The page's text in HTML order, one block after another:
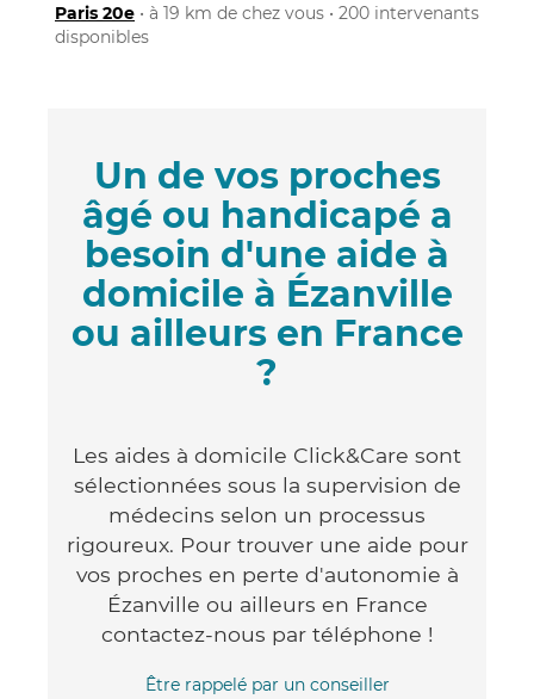
Paris 20e • à 19 km de chez vous • 200 intervenants
disponibles
Un de vos proches
âgé ou handicapé a
besoin d'une aide à
domicile à Ézanville
ou ailleurs en France
?
Les aides à domicile Click&Care sont
sélectionnées sous la supervision de
médecins selon un processus
rigoureux. Pour trouver une aide pour
vos proches en perte d'autonomie à
Ézanville ou ailleurs en France
contactez-nous par téléphone !
Être rappelé par un conseiller